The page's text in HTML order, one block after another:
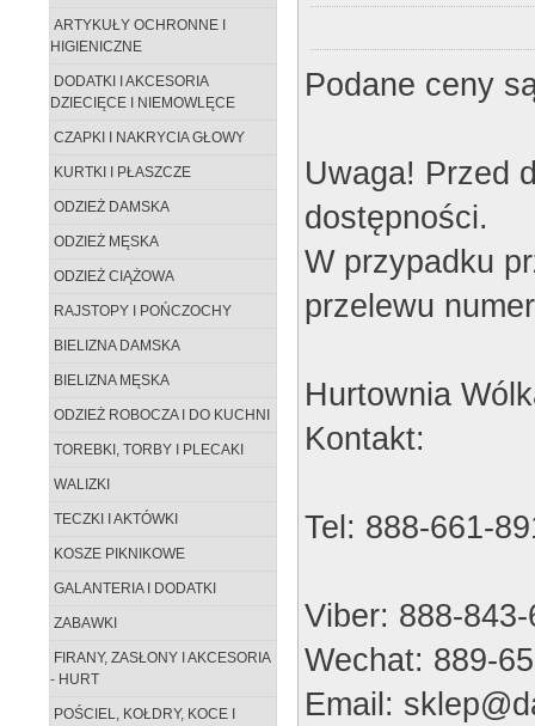
ARTYKUŁY OCHRONNE I
HIGIENICZNE
DODATKI I AKCESORIA
DZIECIĘCE I NIEMOWLĘCE
CZAPKI I NAKRYCIA GŁOWY
KURTKI I PŁASZCZE
ODZIEŻ DAMSKA
ODZIEŻ MĘSKA
ODZIEŻ CIĄŻOWA
RAJSTOPY I POŃCZOCHY
BIELIZNA DAMSKA
BIELIZNA MĘSKA
ODZIEŻ ROBOCZA I DO KUCHNI
TOREBKI, TORBY I PLECAKI
WALIZKI
TECZKI I AKTÓWKI
KOSZE PIKNIKOWE
GALANTERIA I DODATKI
ZABAWKI
FIRANY, ZASŁONY I AKCESORIA
- HURT
POŚCIEL, KOŁDRY, KOCE I
Podane ceny
Uwaga! Przed
dostępności.
W przypadku
przelewu
Hurtownia
Kontakt:
Tel: 888-661-
Viber: 888-
Wechat: 889-
Email: